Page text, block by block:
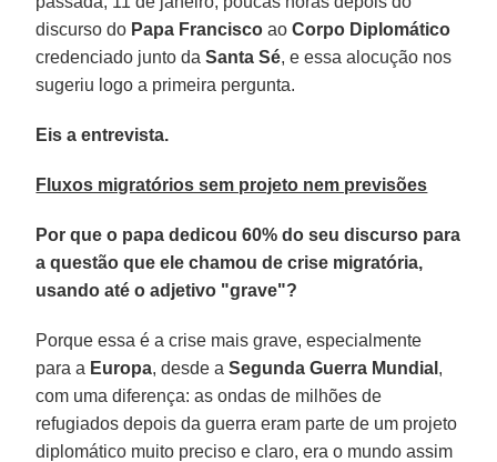
discurso do Papa Francisco aoCorpo Diplomático
credenciado junto daSanta Sé, e essa alocução nos
sugeriu logo a primeira pergunta.
Eis a entrevista.
Fluxos migratórios sem projeto nem previsões
Por que o papa dedicou 60% do seu discurso para
a questão que ele chamou de crise migratória,
usando até o adjetivo "grave"?
Porque essa é a crise mais grave, especialmente
para a Europa, desde aSegunda Guerra Mundial ,
com uma diferença: as ondas de milhões de
refugiados depois da guerra eram parte de um projeto
diplomático muito preciso e claro, era o mundo assim